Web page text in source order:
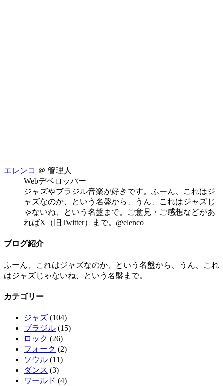
エレンコ ＠ 管理人
Webデベロッパー
ジャズやブラジル音楽が好きです。ふーん、これはジ
ャズなのか、という名盤から、うん、これはジャズじ
ゃないね、という名盤まで。ご意見・ご感想などがあ
ればX（旧Twitter）まで。@elenco
ブログ紹介
ふーん、これはジャズなのか、という名盤から、うん、これ
はジャズじゃないね、という名盤まで。
カテゴリー
ジャズ (104)
ブラジル (15)
ロック (26)
フォーク (2)
ソウル (11)
ダンス (3)
ワールド (4)